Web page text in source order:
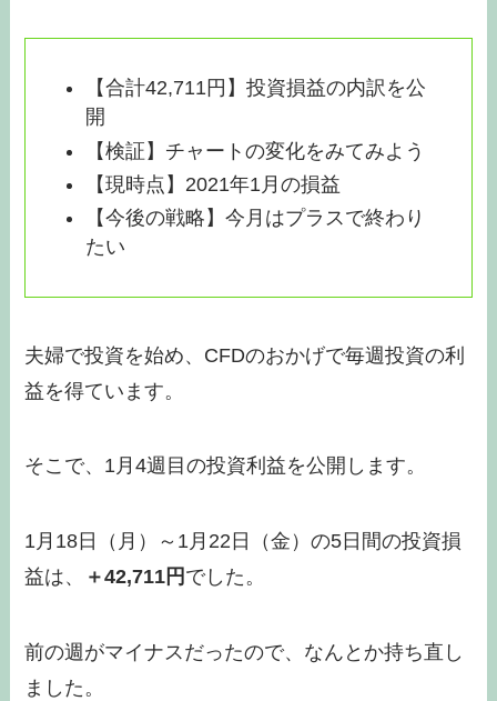
【合計42,711円】投資損益の内訳を公
開
【検証】チャートの変化をみてみよう
【現時点】2021年1月の損益
【今後の戦略】今月はプラスで終わり
たい
夫婦で投資を始め、CFDのおかげで毎週投資の利
益を得ています。
そこで、1月4週目の投資利益を公開します。
1月18日（月）～1月22日（金）の5日間の投資損
益は、
＋42,711円 でした。
前の週がマイナスだったので、なんとか持ち直し
ました。